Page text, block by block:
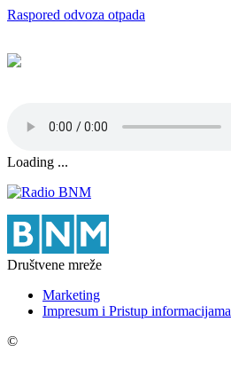
Raspored odvoza otpada
Loading ...
Društvene mreže
Marketing
Impresum i Pristup informacijama
©